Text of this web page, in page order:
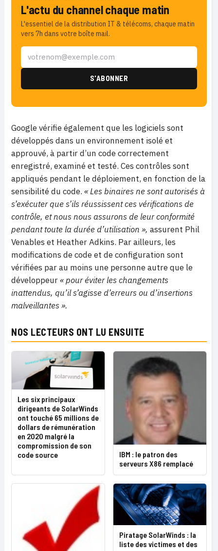
L'actu du channel chaque matin
L'essentiel de la distribution IT & télécoms, chaque matin
vers 7h dans votre boîte mail.
Google vérifie également que les logiciels sont
développés dans un environnement isolé et
approuvé, à partir d’un code correctement
enregistré, examiné et testé. Ces contrôles sont
appliqués pendant le déploiement, en fonction de la
sensibilité du code. « Les binaires ne sont autorisés à
s’exécuter que s’ils réussissent ces vérifications de
contrôle, et nous nous assurons de leur conformité
pendant toute la durée d’utilisation », assurent Phil
Venables et Heather Adkins. Par ailleurs, les
modifications de code et de configuration sont
vérifiées par au moins une personne autre que le
développeur« pour éviter les changements
inattendus, qu’il s’agisse d’erreurs ou d’insertions
malveillantes ».
NOS LECTEURS ONT LU ENSUITE
Les six principaux
dirigeants de SolarWinds
ont touché 65 millions de
dollars de rémunération
en 2020 malgré la
compromission de son
code source
IBM : le patron des
serveurs X86 remplacé
Piratage SolarWinds : la
liste des victimes et des